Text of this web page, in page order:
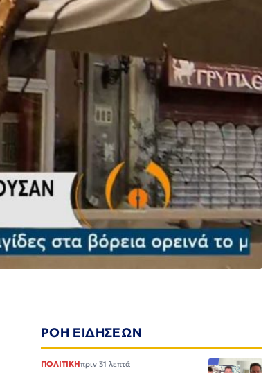
ΡΟΗ ΕΙΔΗΣΕΩΝ
ΠΟΛΙΤΙΚΗπριν 31 λεπτά